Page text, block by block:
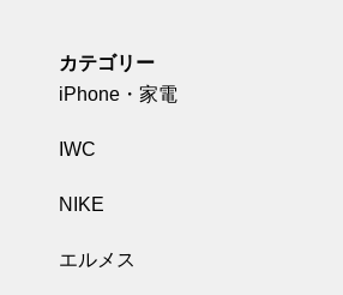
カテゴリー
iPhone・家電
IWC
NIKE
エルメス